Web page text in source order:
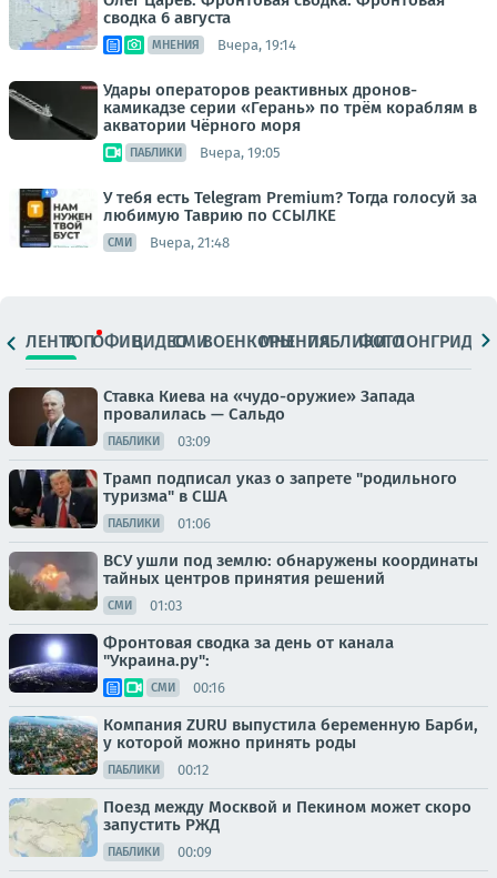
сводка 6 августа
МНЕНИЯ Вчера, 19:14
Удары операторов реактивных дронов-
камикадзе серии «Герань» по трём кораблям в
акватории Чёрного моря
ПАБЛИКИ Вчера, 19:05
У тебя есть Telegram Premium? Тогда голосуй за
любимую Таврию по ССЫЛКЕ
СМИ Вчера, 21:48
ЛЕНТАТОПОФИЦ.ВИДЕОСМИВОЕНКОРЫМНЕНИЯПАБЛИКИ
ФОТОЛОНГРИДЫ
Ставка Киева на «чудо-оружие» Запада
провалилась — Сальдо
ПАБЛИКИ 03:09
Трамп подписал указ о запрете "родильного
туризма" в США
ПАБЛИКИ 01:06
ВСУ ушли под землю: обнаружены координаты
тайных центров принятия решений
СМИ 01:03
Фронтовая сводка за день от канала
"Украина.ру":
СМИ 00:16
Компания ZURU выпустила беременную Барби,
у которой можно принять роды
ПАБЛИКИ 00:12
Поезд между Москвой и Пекином может скоро
запустить РЖД
ПАБЛИКИ 00:09